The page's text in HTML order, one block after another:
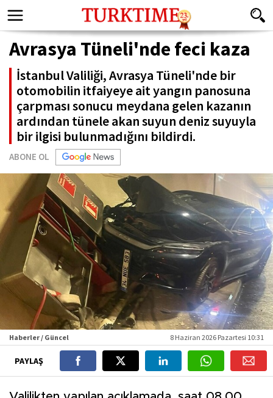
Avrasya Tüneli'nde feci kaza
İstanbul Valiliği, Avrasya Tüneli'nde bir
otomobilin itfaiyeye ait yangın panosuna
çarpması sonucu meydana gelen kazanın
ardından tünele akan suyun deniz suyuyla
bir ilgisi bulunmadığını bildirdi.
ABONE OL
Haberler / Güncel 8 Haziran 2026 Pazartesi 10:31
PAYLAŞ